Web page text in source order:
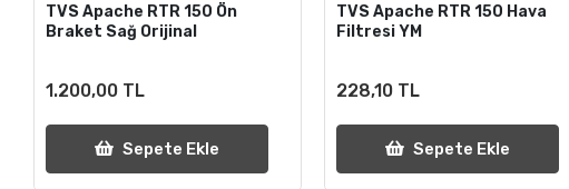
TVS Apache RTR 150 Ön
Braket Sağ Orijinal
1.200,00 TL
Sepete Ekle
TVS Apache RTR 150 Hava
Filtresi YM
228,10 TL
Sepete Ekle